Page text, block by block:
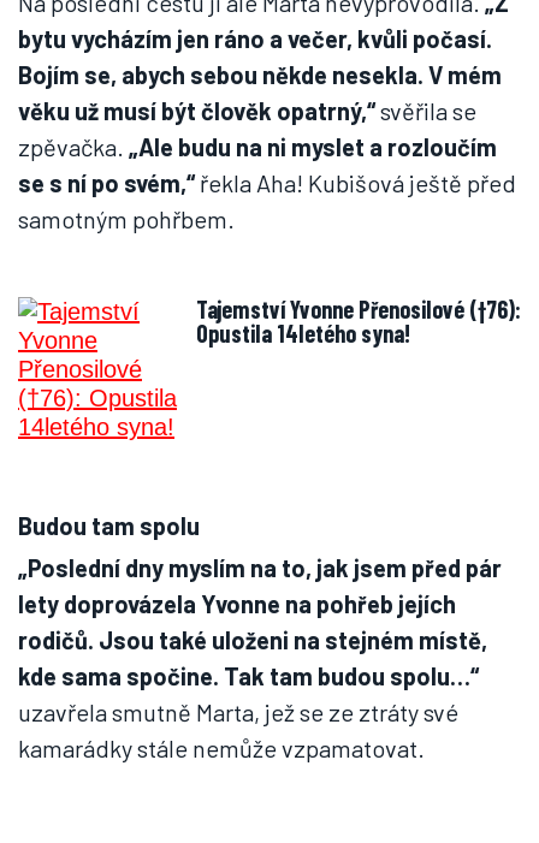
bytu vycházím jen ráno a večer, kvůli počasí.
Bojím se, abych sebou někde nesekla. V mém
věku už musí být člověk opatrný,“svěřila se
zpěvačka. „Ale budu na ni myslet a rozloučím
se s ní po svém,“řekla Aha! Kubišová ještě před
samotným pohřbem.
Tajemství Yvonne Přenosilové (†76):
Opustila 14letého syna!
Budou tam spolu
„Poslední dny myslím na to, jak jsem před pár
lety doprovázela Yvonne na pohřeb jejích
rodičů. Jsou také uloženi na stejném místě,
kde sama spočine. Tak tam budou spolu…“
uzavřela smutně Marta, jež se ze ztráty své
kamarádky stále nemůže vzpamatovat.